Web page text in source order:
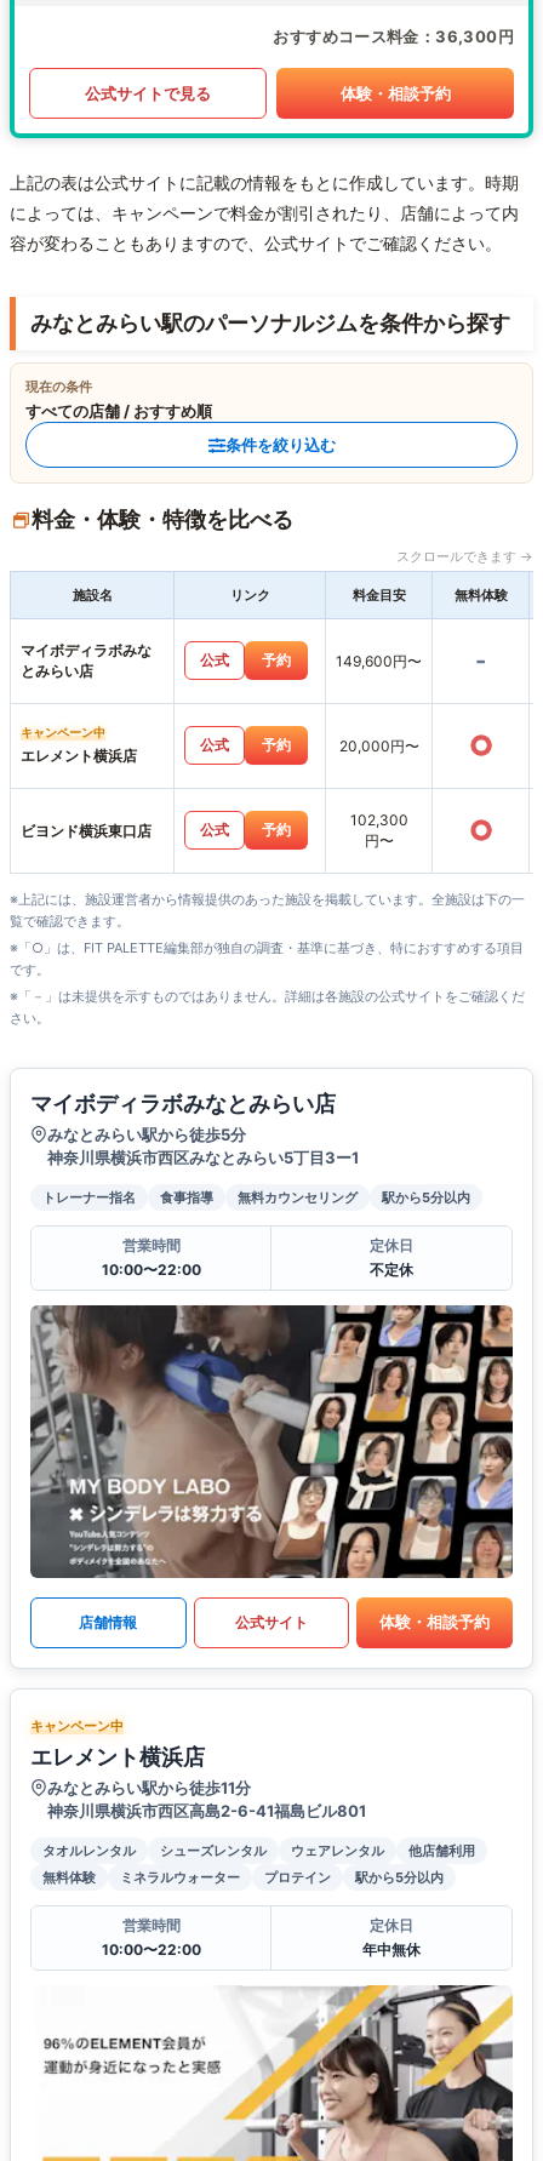
おすすめコース料金 36,300円
公式サイトで見る 体験・相談予約
上記の表は公式サイトに記載の情報をもとに作成しています。時期
によっては、キャンペーンで料金が割引されたり、店舗によって内
容が変わることもありますので、公式サイトでご確認ください。
みなとみらい駅のパーソナルジムを条件から探す
現在の条件
すべての店舗 / おすすめ順
条件を絞り込む
料金・体験・特徴を比べる
スクロールできます →
施設名 リンク 料金目安 無料体験
マイボディラボみな
とみらい店
公式 予約 149,600円〜 -
キャンペーン中
エレメント横浜店
公式 予約 20,000円〜 ○
ビヨンド横浜東口店 公式 予約
102,300
円〜
○
※上記には、施設運営者から情報提供のあった施設を掲載しています。全施設は下の一
覧で確認できます。
※「○」は、FIT PALETTE編集部が独自の調査・基準に基づき、特におすすめする項目
です。
※「－」は未提供を示すものではありません。詳細は各施設の公式サイトをご確認くだ
さい。
マイボディラボみなとみらい店
みなとみらい駅から徒歩5分
神奈川県横浜市西区みなとみらい5丁目3ー1
トレーナー指名 食事指導 無料カウンセリング 駅から5分以内
営業時間
10:00〜22:00
定休日
不定休
店舗情報 公式サイト 体験・相談予約
キャンペーン中
エレメント横浜店
みなとみらい駅から徒歩11分
神奈川県横浜市西区高島2-6-41福島ビル801
タオルレンタル シューズレンタル ウェアレンタル
他店舗利用
無料体験
ミネラルウォーター プロテイン 駅から5分以内
営業時間
10:00〜22:00
定休日
年中無休